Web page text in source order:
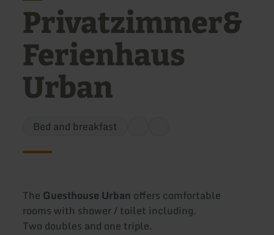
Privatzimmer&
Ferienhaus
Urban
Bed and breakfast
The Guesthouse Urban offers comfortable
rooms with shower / toilet including.
Two doubles and one triple.